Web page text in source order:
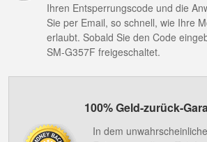
Ihren Entsperrungscode und die
Sie per Email, so schnell, wie Ihre
erlaubt. Sobald Sie den Code
SM-G357F freigeschaltet.
100% Geld-zurück-
In dem